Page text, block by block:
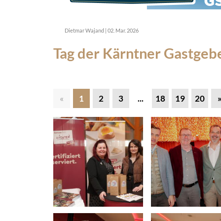
Dietmar Wajand 02. Mar. 2026
Tag der Kärntner
« 1 2 3 ... 18 19 20 »